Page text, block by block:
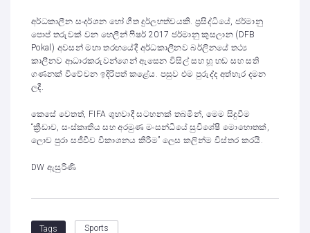
අර්ධකාලීන සංදර්ශන හෝ ගීත දුර්ලභත්වයකි. ප්‍රසිද්ධියේ, ජර්මානු
පොප් තරුවක් වන හෙලීන් ෆිෂර් 2017 ජර්මානු කුසලාන (DFB
Pokal) අවසන් මහා තරඟයේදී අර්ධකාලීනව බර්ලිනයේ තථ්‍ය
කාලීනව ආධාරකරුවන්ගෙන් ඇසෙන විසිල් සහ හූ හඬ සහ සති
ගණනක් විවේචන ඉදිරිපත් කළේය. පසුව එම පුරුද්ද අත්හැර දමන
ලදී.
කෙසේ වෙතත්, FIFA ශුභවාදී සටහනක් තබමින්, මෙම සිදුවීම
“ක්‍රීඩාව, සංස්කෘතිය සහ අරමුණ මංසන්ධියේ සුවිශේෂී මොහොතක්,
ලොව පුරා සජීවීව විකාශනය කිරීම” ලෙස කලින්ම විස්තර කරයි.
DW ඇසුරිණි
Tags Sports